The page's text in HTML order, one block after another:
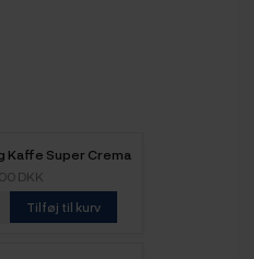
Kaffe Super Crema
kaffebønner
DKK
Tilføj til kurv